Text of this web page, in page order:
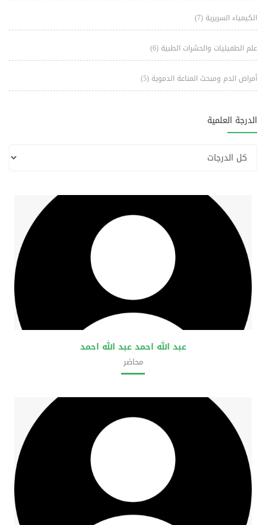
الكيمياء السريرية (7)
علم الطفيليات والحشرات الطبية (6)
أمراض الدم ومبحث المناعة الدموية (5)
الدرجة العلمية
عبد الله احمد عبد الله احمد
محاضر